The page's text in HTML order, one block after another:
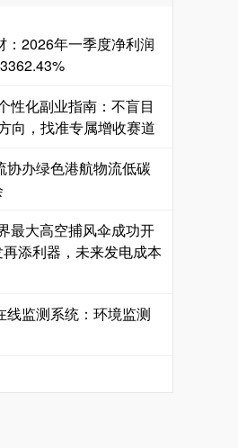
：2026年一季度净利润
性化副业指南：不盲目
向，找准专属增收赛道
协办绿色港航物流低碳
最大高空捕风伞成功开
添利器，未来发电成本
线监测系统：环境监测